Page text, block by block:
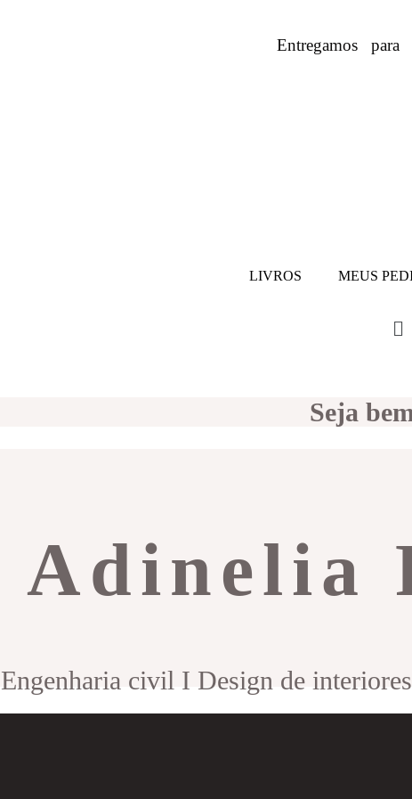
Entregamos
LIVROS MEUS
Seja
Adinelia
Engenharia civil I Design de